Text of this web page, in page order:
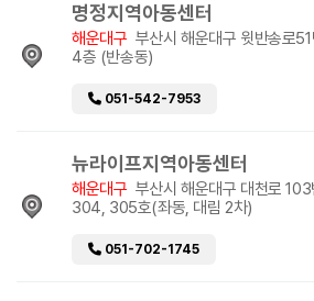
명정지역아동센터
해운대구 부산시 해운대구 윗반송로
4층 (반송동)
051-542-7953
뉴라이프지역아동센터
해운대구 부산시 해운대구 대천로
304, 305호(좌동, 대림 2차)
051-702-1745